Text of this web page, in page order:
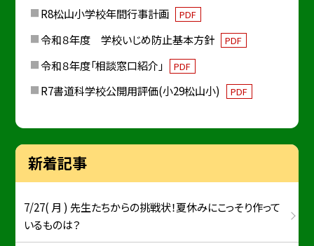
R8松山小学校年間行事計画
PDF
令和８年度 学校いじめ防止基本方針 PDF
令和８年度「相談窓口紹介」 PDF
R7書道科学校公開用評価(小29松山小) PDF
新着記事
7/27( 月 ) 先生たちからの挑戦状！夏休みにこっそり作って
いるものは？